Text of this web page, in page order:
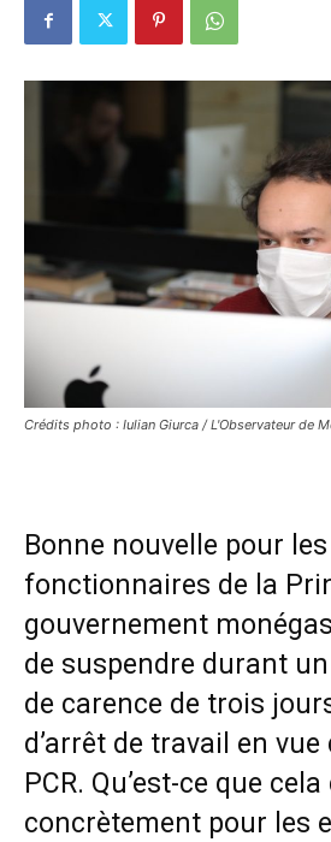
Crédits photo : Iulian Giurca / L'Observateur de
Bonne nouvelle pour
fonctionnaires de la
gouvernement
de suspendre durant
de carence de trois
d’arrêt de travail en vue
PCR. Qu’est-ce que
concrètement pour les